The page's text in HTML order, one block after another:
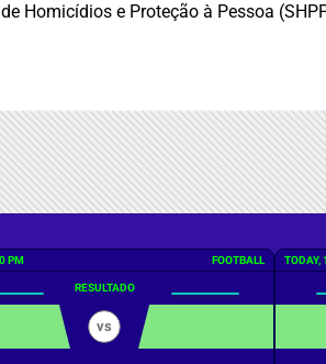
Homicídios e Proteção à Pessoa